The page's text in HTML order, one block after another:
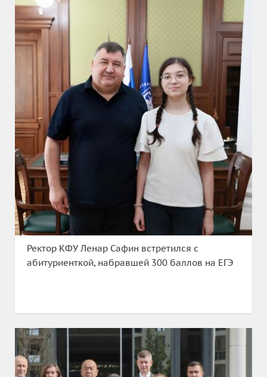
Ректор КФУ Ленар Сафин встретился с
абитуриенткой, набравшей 300 баллов на ЕГЭ